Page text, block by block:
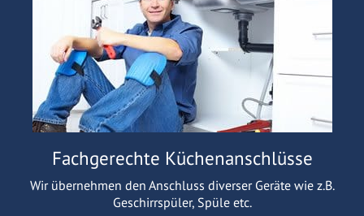
Fachgerechte Küchenanschlüsse
Wir übernehmen den Anschluss diverser Geräte wie z.B.
Geschirrspüler, Spüle etc.